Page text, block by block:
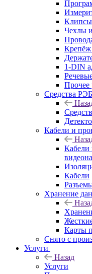
Клипсы
Чехлы
Крепёж
1-DIN
Прочее
Средства РЭБ
Кабели и
Кабели
Кабели
Хранение
Карты
Снято с
Услуги
Назад
Услуги